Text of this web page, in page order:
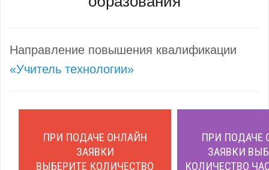
Направление повышения квалификации
«Учитель технологии»
ПРИ ПОДАЧЕ ОНЛАЙН
ЗАЯВКИ
ВЫБЕРИТЕ КОЛИЧЕСТВО
ПРИ ПОДАЧЕ
ЗАЯВКИ
КОЛИЧЕСТВО